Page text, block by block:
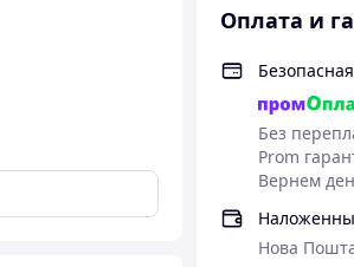
Оплата и
Без
Prom
Вернем
Нова